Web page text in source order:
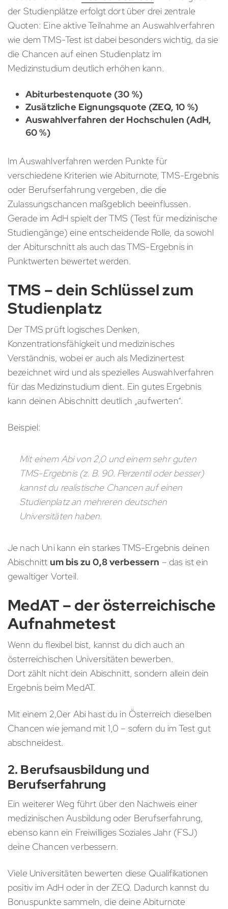
der Studienplätze erfolgt dort über drei zentrale
Quoten: Eine aktive Teilnahme an Auswahlverfahren
wie dem TMS-Test ist dabei besonders wichtig, da sie
die Chancen auf einen Studienplatz im
Medizinstudium deutlich erhöhen kann.
Abiturbestenquote (30 %)
Zusätzliche Eignungsquote (ZEQ, 10 %)
Auswahlverfahren der Hochschulen (AdH,
60 %)
Im Auswahlverfahren werden Punkte für
verschiedene Kriterien wie Abiturnote, TMS-Ergebnis
oder Berufserfahrung vergeben, die die
Zulassungschancen maßgeblich beeinflussen.
Gerade im AdH spielt der TMS (Test für medizinische
Studiengänge) eine entscheidende Rolle, da sowohl
der Abiturschnitt als auch das TMS-Ergebnis in
Punktwerten bewertet werden.
TMS – dein Schlüssel zum
Studienplatz
Der TMS prüft logisches Denken,
Konzentrationsfähigkeit und medizinisches
Verständnis, wobei er auch als Medizinertest
bezeichnet wird und als spezielles Auswahlverfahren
für das Medizinstudium dient. Ein gutes Ergebnis
kann deinen Abischnitt deutlich „aufwerten“.
Beispiel:
Mit einem Abi von 2,0 und einem sehr guten
TMS-Ergebnis (z. B. 90. Perzentil oder besser)
kannst du realistische Chancen auf einen
Studienplatz an mehreren deutschen
Universitäten haben.
Je nach Uni kann ein starkes TMS-Ergebnis deinen
Abischnitt um bis zu 0,8 verbessern – das ist ein
gewaltiger Vorteil.
MedAT – der österreichische
Aufnahmetest
Wenn du flexibel bist, kannst du dich auch an
österreichischen Universitäten bewerben.
Dort zählt nicht dein Abischnitt, sondern allein dein
Ergebnis beim MedAT.
Mit einem 2,0er Abi hast du in Österreich dieselben
Chancen wie jemand mit 1,0 – sofern du im Test gut
abschneidest.
2. Berufsausbildung und
Berufserfahrung
Ein weiterer Weg führt über den Nachweis einer
medizinischen Ausbildung oder Berufserfahrung,
ebenso kann ein Freiwilliges Soziales Jahr (FSJ)
deine Chancen verbessern.
Viele Universitäten bewerten diese Qualifikationen
positiv im AdH oder in der ZEQ. Dadurch kannst du
Bonuspunkte sammeln, die deine Abiturnote